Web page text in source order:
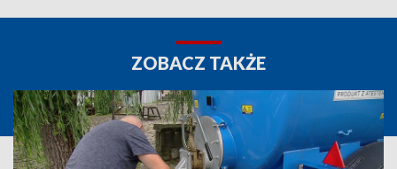
ZOBACZ TAKŻE